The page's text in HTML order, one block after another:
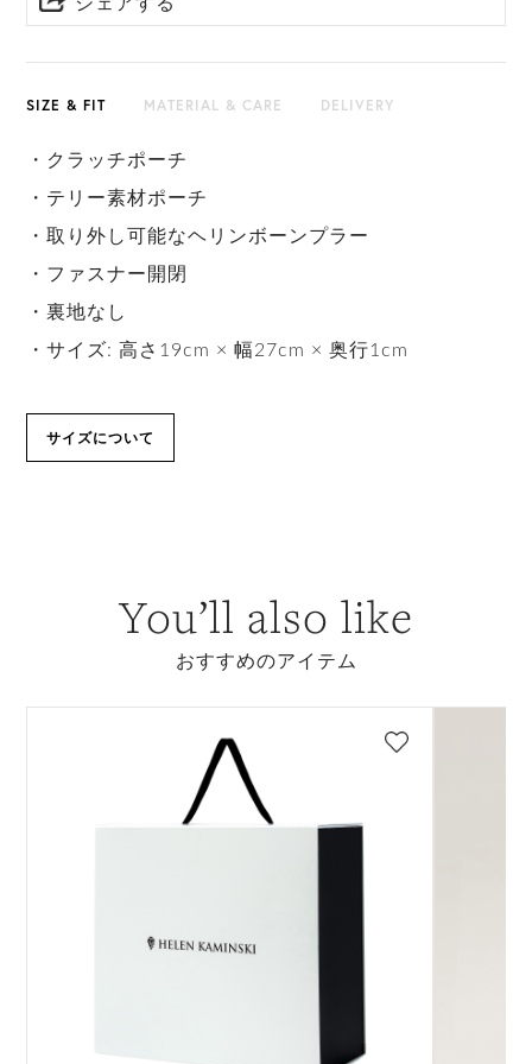
SIZE & FIT MATERIAL & CARE DELIVERY
・クラッチポーチ
・テリー素材ポーチ
・取り外し可能なヘリンボーンプラー
・ファスナー開閉
・裏地なし
・サイズ: 高さ19cm × 幅27cm × 奥行1cm
サイズについて
You’ll also like
おすすめのアイテム